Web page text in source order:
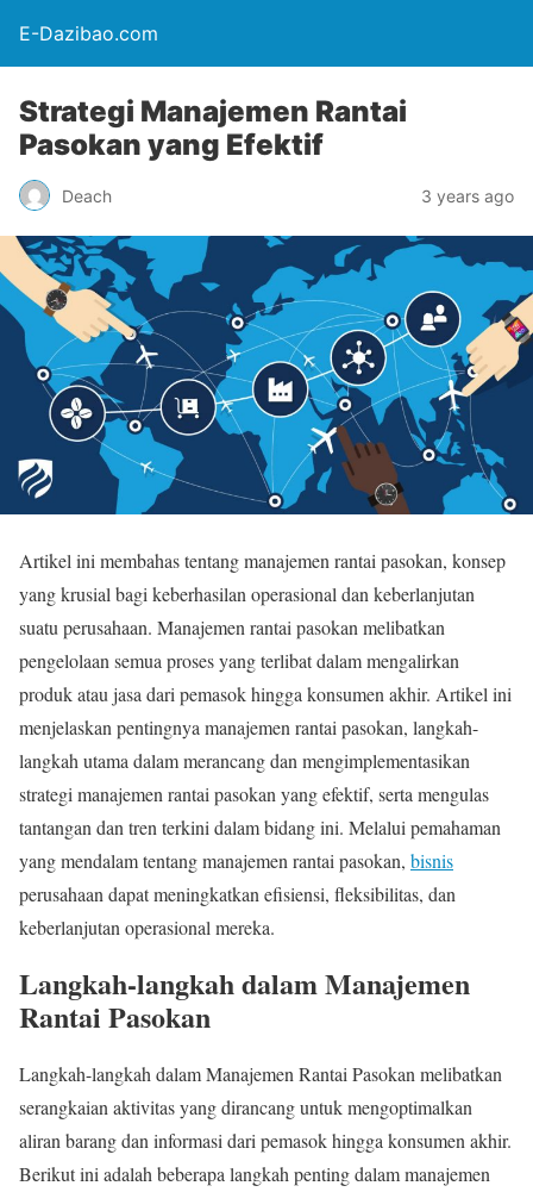
E-Dazibao.com
Strategi Manajemen Rantai
Pasokan yang Efektif
Deach 3 years ago
Artikel ini membahas tentang manajemen rantai pasokan, konsep
yang krusial bagi keberhasilan operasional dan keberlanjutan
suatu perusahaan. Manajemen rantai pasokan melibatkan
pengelolaan semua proses yang terlibat dalam mengalirkan
produk atau jasa dari pemasok hingga konsumen akhir. Artikel ini
menjelaskan pentingnya manajemen rantai pasokan, langkah-
langkah utama dalam merancang dan mengimplementasikan
strategi manajemen rantai pasokan yang efektif, serta mengulas
tantangan dan tren terkini dalam bidang ini. Melalui pemahaman
yang mendalam tentang manajemen rantai pasokan, bisnis
perusahaan dapat meningkatkan efisiensi, fleksibilitas, dan
keberlanjutan operasional mereka.
Langkah-langkah dalam Manajemen
Rantai Pasokan
Langkah-langkah dalam Manajemen Rantai Pasokan melibatkan
serangkaian aktivitas yang dirancang untuk mengoptimalkan
aliran barang dan informasi dari pemasok hingga konsumen akhir.
Berikut ini adalah beberapa langkah penting dalam manajemen